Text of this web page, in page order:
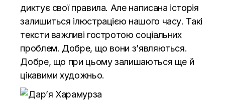
диктує свої правила. Але написана історія
залишиться ілюстрацією нашого часу. Такі
тексти важливі гостротою соціальних
проблем. Добре, що вони з’являються.
Добре, що при цьому залишаються ще й
цікавими художньо.